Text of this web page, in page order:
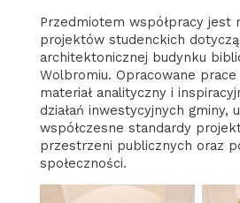
Przedmiotem współpracy jest
projektów studenckich
architektonicznej budynku
Wolbromiu. Opracowane
materiał analityczny i
działań inwestycyjnych gminy,
współczesne standardy
przestrzeni publicznych oraz
społeczności.